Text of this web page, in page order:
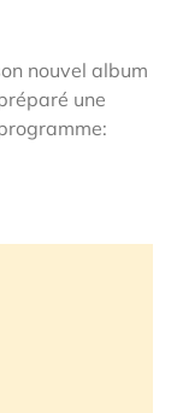
nouvel album
une